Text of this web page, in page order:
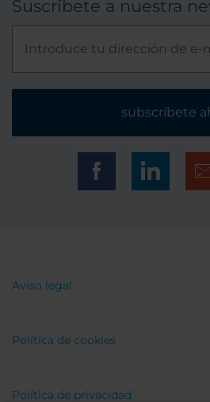
Suscríbete a nuestra
subscríbete
Aviso legal
Política de cookies
Política de privacidad